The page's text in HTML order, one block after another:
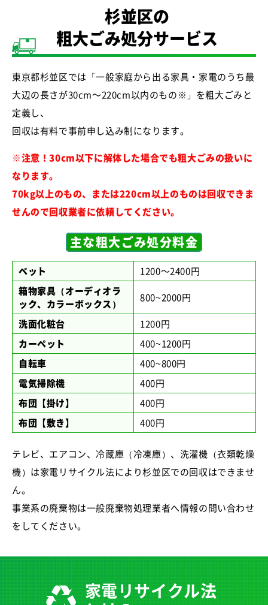
杉並区の
粗大ごみ処分サービス
東京都杉並区では「一般家庭から出る家具・家電のうち最
大辺の長さが30cm～220cm以内のもの※」を粗大ごみと
定義し、
回収は有料で事前申し込み制になります。
※注意！30cm以下に解体した場合でも粗大ごみの扱いに
なります。
70kg以上のもの、または220cm以上のものは回収できま
せんので回収業者に依頼してください。
主な粗大ごみ処分料金
ベット
1200～2400円
箱物家具（オーディオラ
ック、カラーボックス）
800~2000円
洗面化粧台
1200円
カーペット
400~1200円
自転車
400~800円
電気掃除機
400円
布団【掛け】
400円
布団【敷き】
400円
テレビ、エアコン、冷蔵庫（冷凍庫）、洗濯機（衣類乾燥
機）は家電リサイクル法により杉並区での回収はできませ
ん。
事業系の廃棄物は一般廃棄物処理業者へ情報の問い合わせ
をしてください。
家電リサイクル法